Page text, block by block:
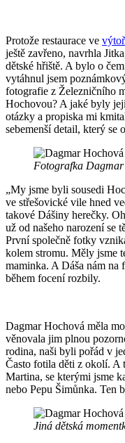
Protože restaurace ve
ještě zavřeno, navrhla
dětské hřiště. A bylo o
vytáhnul jsem
fotografie z Železničního
Hochovou? A jaké byly
otázky a propiska mi
sebemenší detail, který se
Fotografka
„My jsme byli sousedi
ve střešovické vile hned
takové Dášiny herečky.
už od našeho narození se
První společně fotky
kolem stromu. Měly jsme
maminka. A Dáša nám na
během focení rozbily.
Dagmar Hochová měla
věnovala jim plnou
rodina, naši byli pořád v
Často fotila děti z okolí. A
Martina, se kterými jsme
nebo Pepu Šimůnka. Ten
Jiná dětská